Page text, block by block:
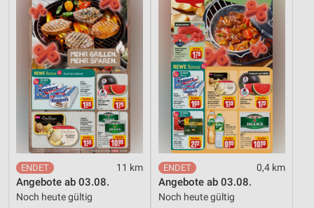
11 km
Angebote ab 03.08.
Noch heute gültig
0,4 km
Angebote ab 03.08.
Noch heute gültig
Messung der Werbeleistung
Messung der Performance von Inhalten
Analyse von Zielgruppen durch Statistiken oder
Kombinationen von Daten aus verschiedenen
Quellen
Entwicklung und Verbesserung der Angebote
Verwendung reduzierter Daten zur Auswahl von
Inhalten
IAB-Besonderheiten: